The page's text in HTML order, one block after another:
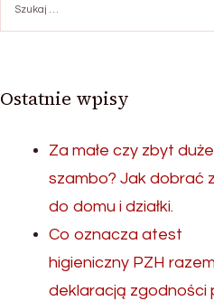
Ostatnie wpisy
Za małe czy zbyt duże
szambo? Jak dobrać
do domu i działki.
Co oznacza atest
higieniczny PZH
deklaracją zgodności